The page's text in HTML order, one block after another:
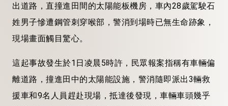
出道路，直撞進田間的太陽能板機房，車內28歲駕駛石
姓男子慘遭鋼管刺穿喉部，警消到場時已無生命跡象，
現場畫面觸目驚心。
這起事故發生於1日凌晨5時許，民眾報案指稱有車輛偏
離道路，撞進田中的太陽能設施，警消隨即派出3輛救
援車和9名人員趕赴現場，抵達後發現，車輛車頭幾乎